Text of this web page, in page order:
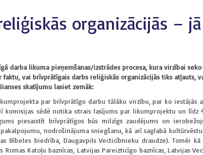
organizācijās –
darba likuma pieņemšanas/izstrādes procesa, kura virzībai
vai brīvprātīgais darbs reliģiskās organizācijās tiks atļauts,
skatījumu lasiet zemāk:
par brīvprātīgo darbu tālāku virzību, par ko iestājās
komisijas sēdē notika otrais lasījums par likumprojektu un līdz
piesaistīt brīvprātīgos būs milzīgs zaudējums un
nodrošinājuma sniegšanu, kā arī saglabā
Bībeles biedrība, Daugavpils Vecticībnieku draudze). Tomēr
Romas Katoļu baznīcas, Latvijas Pareizticīgo baznīcas, Latvijas